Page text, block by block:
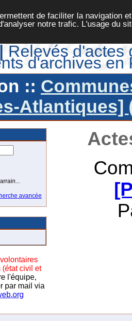
de faciliter la navigation
notre trafic. L'usage du
Relevés d'actes
d'archives en
::
Atlantiques]
avancée
(état civil et
l'équipe,
par mail via